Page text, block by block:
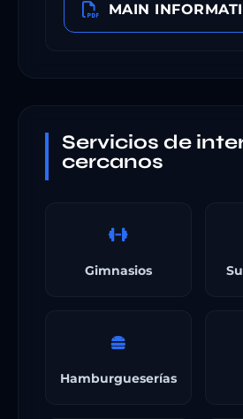
MAIN
Servicios de
cercanos
Gimnasios
Hamburgueserías